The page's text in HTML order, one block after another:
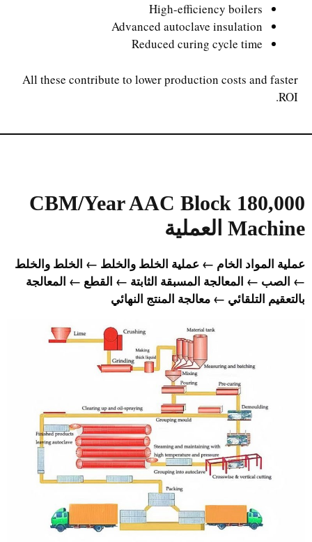
High-efficiency boilers
Advanced autoclave insulation
Reduced curing cycle time
All these contribute to lower production costs and faster
ROI.
180,000 CBM/Year AAC Block
Machineالعملية
عملية المواد الخام ← عملية الخلط والخلط ← الخلط والخلط
← الصب ← المعالجة المسبقة الثابتة ← القطع ← المعالجة
بالتعقيم التلقائي ← معالجة المنتج النهائي